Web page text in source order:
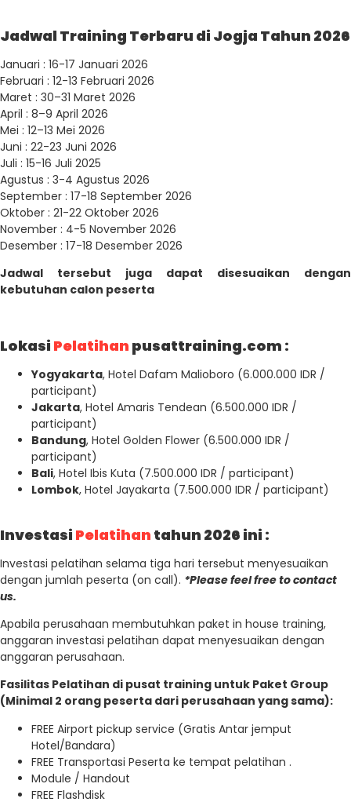
Jadwal Training Terbaru di Jogja Tahun 2026
Januari : 16-17 Januari 2026
Februari : 12-13 Februari 2026
Maret : 30–31 Maret 2026
April : 8–9 April 2026
Mei : 12–13 Mei 2026
Juni : 22-23 Juni 2026
Juli : 15-16 Juli 2025
Agustus : 3-4 Agustus 2026
September : 17-18 September 2026
Oktober : 21-22 Oktober 2026
November : 4-5 November 2026
Desember : 17-18 Desember 2026
Jadwal tersebut juga dapat disesuaikan dengan
kebutuhan calon peserta
Lokasi Pelatihan pusattraining.com :
Yogyakarta, Hotel Dafam Malioboro (6.000.000 IDR /
participant)
Jakarta, Hotel Amaris Tendean (6.500.000 IDR /
participant)
Bandung, Hotel Golden Flower (6.500.000 IDR /
participant)
Bali, Hotel Ibis Kuta (7.500.000 IDR / participant)
Lombok, Hotel Jayakarta (7.500.000 IDR / participant)
Investasi Pelatihan tahun 2026 ini :
Investasi pelatihan selama tiga hari tersebut menyesuaikan
dengan jumlah peserta (on call). *Please feel free to contact
us.
Apabila perusahaan membutuhkan paket in house training,
anggaran investasi pelatihan dapat menyesuaikan dengan
anggaran perusahaan.
Fasilitas Pelatihan di pusat training untuk Paket Group
(Minimal 2 orang peserta dari perusahaan yang sama):
FREE Airport pickup service (Gratis Antar jemput
Hotel/Bandara)
FREE Transportasi Peserta ke tempat pelatihan .
Module / Handout
FREE Flashdisk